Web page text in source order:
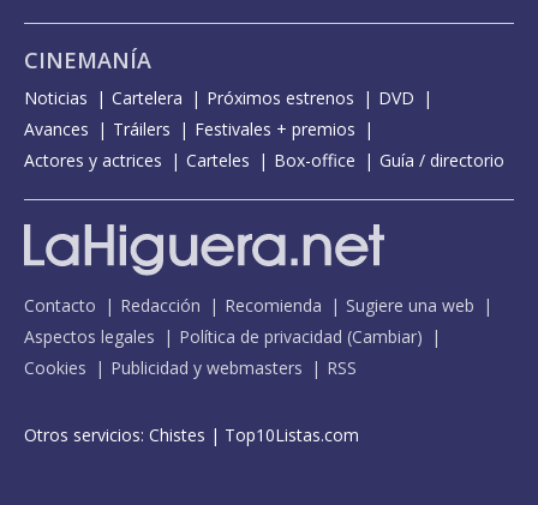
CINEMANÍA
Noticias Cartelera Próximos estrenos
DVD
Avances
Tráilers
Festivales + premios
Actores y actrices
Carteles Box-office Guía / directorio
Contacto Redacción Recomienda
Sugiere una web
Aspectos legales
Política de privacidad (Cambiar)
Cookies
Publicidad y webmasters RSS
Otros servicios: Chistes | Top10Listas.com